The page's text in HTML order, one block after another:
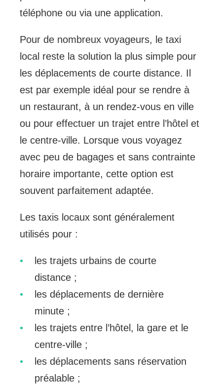
téléphone ou via une application.
Pour de nombreux voyageurs, le taxi
local reste la solution la plus simple pour
les déplacements de courte distance. Il
est par exemple idéal pour se rendre à
un restaurant, à un rendez-vous en ville
ou pour effectuer un trajet entre l’hôtel et
le centre-ville. Lorsque vous voyagez
avec peu de bagages et sans contrainte
horaire importante, cette option est
souvent parfaitement adaptée.
Les taxis locaux sont généralement
utilisés pour :
les trajets urbains de courte
distance ;
les déplacements de dernière
minute ;
les trajets entre l’hôtel, la gare et le
centre-ville ;
les déplacements sans réservation
préalable ;